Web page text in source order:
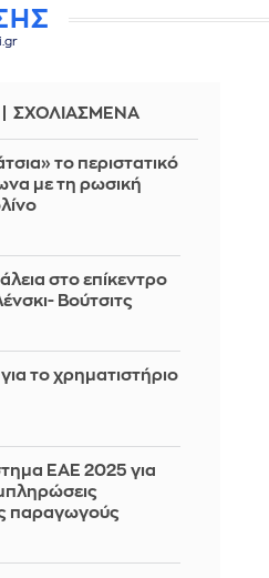
ΣΧΟΛΙΑΣΜΕΝΑ
το περιστατικό
με τη ρωσική
στο επίκεντρο
Βούτσιτς
το χρηματιστήριο
ΕΑΕ 2025 για
παραγωγούς